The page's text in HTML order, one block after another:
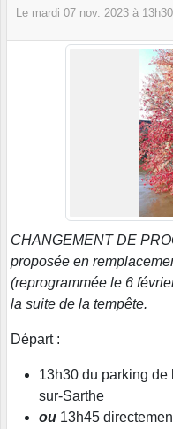
Le mardi 07 nov. 2023 à 13h30
CHANGEMENT DE
proposée en
(reprogrammée le 6
la suite de la tempête.
Départ :
13h30 du parking
sur-Sarthe
ou 13h45